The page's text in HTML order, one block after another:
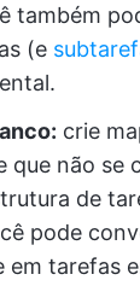
também
(e
crie
que não se
de
pode
em tarefas